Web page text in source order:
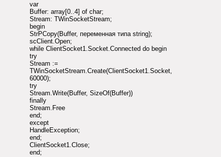
var
Buffer: array[0..4] of char;
Stream: TWinSocketStream;
begin
StrPCopy(Buffer, переменная типа string);
scClient.Open;
while ClientSocket1.Socket.Connected do begin
try
Stream :=
TWinSocketStream.Create(ClientSocket1.Socket,
60000);
try
Stream.Write(Buffer, SizeOf(Buffer))
finally
Stream.Free
end;
except
HandleException;
end;
ClientSocket1.Close;
end;